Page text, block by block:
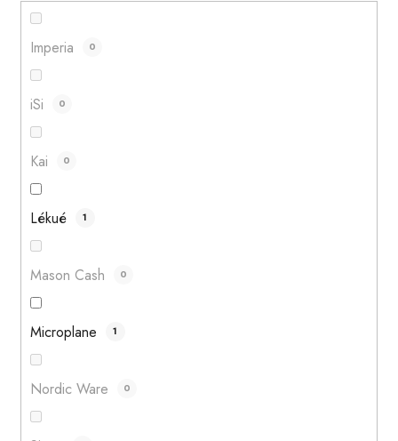
Imperia 0
iSi 0
Kai 0
Lékué 1
Mason Cash 0
Microplane 1
Nordic Ware 0